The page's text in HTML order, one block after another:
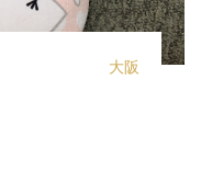
大阪